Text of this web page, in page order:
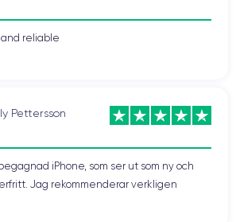
reliable
Pettersson
iPhone, som ser ut som ny och
Jag rekommenderar verkligen